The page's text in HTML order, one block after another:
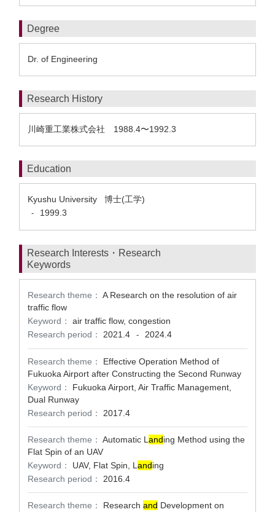
Degree
Dr. of Engineering
Research History
川崎重工業株式会社 1988.4〜1992.3
Education
Kyushu University 博士(工学)
- 1999.3
Research Interests・Research
Keywords
Research theme： A Research on the resolution of air
traffic flow
Keyword：
air traffic flow, congestion
Research period：
2021.4 - 2024.4
Research theme：
Effective Operation Method of
Fukuoka Airport after Constructing the Second Runway
Keyword：
Fukuoka Airport, Air Traffic Management,
Dual Runway
Research period：
2017.4
Research theme： Automatic L anding Method using the
Flat Spin of an UAV
Keyword：
UAV, Flat Spin, L anding
Research period：
2016.4
Research theme： Research and Development on